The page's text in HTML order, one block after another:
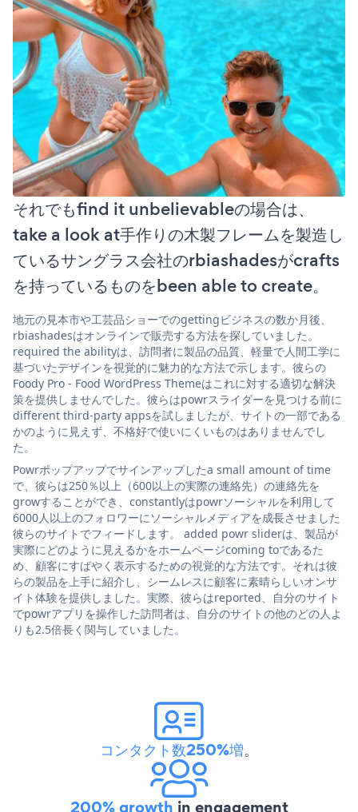
それでもfind it unbelievableの場合は、
take a look at手作りの木製フレームを製造し
ているサングラス会社のrbiashadesがcrafts
を持っているものをbeen able to create。
地元の見本市や工芸品ショーでのgettingビジネスの数か月後、
rbiashadesはオンラインで販売する方法を探していました。
required the abilityは、訪問者に製品の品質、軽量で人間工学に
基づいたデザインを視覚的に魅力的な方法で示します。彼らの
Foody Pro - Food WordPress Themeはこれに対する適切な解決
策を提供しませんでした。彼らはpowrスライダーを見つける前に
different third-party appsを試しましたが、サイトの一部である
かのように見えず、不格好で使いにくいものはありませんでし
た。
Powrポップアップでサインアップしたa small amount of time
で、彼らは250％以上（600以上の実際の連絡先）の連絡先を
growすることができ、constantlyはpowrソーシャルを利用して
6000人以上のフォロワーにソーシャルメディアを成長させました
彼らのサイトでフィードします。 added powr sliderは、製品が
実際にどのように見えるかをホームページcoming toであるた
め、顧客にすばやく表示するための視覚的な方法です。それは彼
らの製品を上手に紹介し、シームレスに顧客に素晴らしいオンサ
イト体験を提供しました。実際、彼らはreported、自分のサイト
でpowrアプリを操作した訪問者は、自分のサイトの他のどの人よ
りも2.5倍長く関与していました。
コンタクト数250%増。
200% growth in engagement